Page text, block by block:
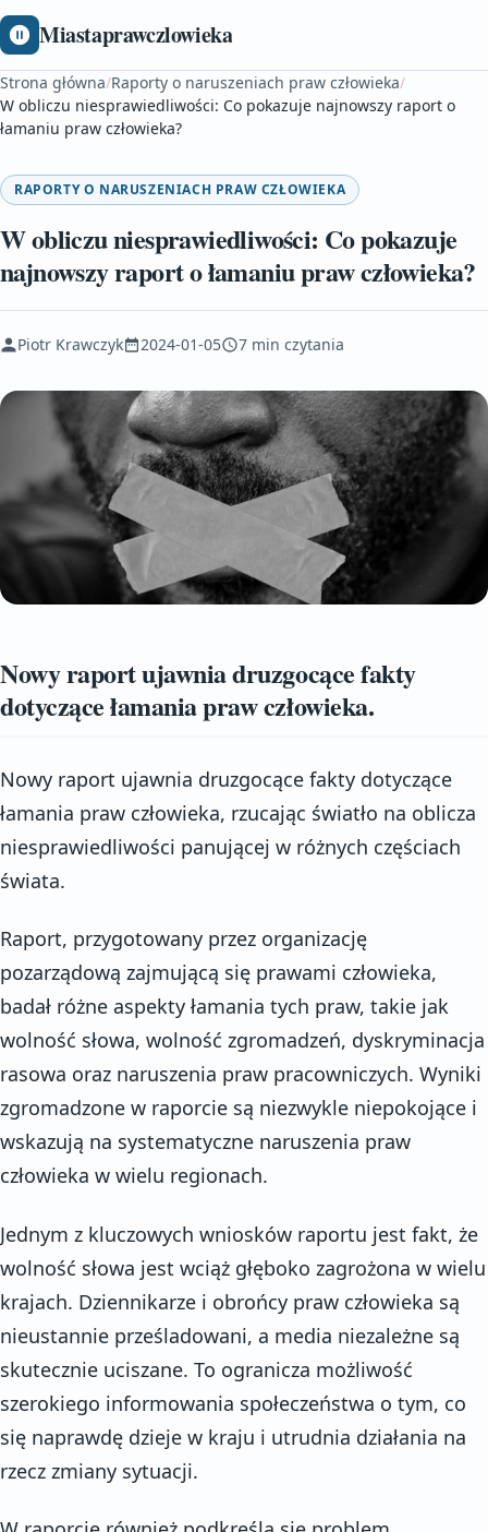
Miastaprawczlowieka
Strona główna/Raporty o naruszeniach praw człowieka/
W obliczu niesprawiedliwości: Co pokazuje najnowszy raport o
łamaniu praw człowieka?
RAPORTY O NARUSZENIACH PRAW CZŁOWIEKA
W obliczu niesprawiedliwości: Co pokazuje
najnowszy raport o łamaniu praw człowieka?
Piotr Krawczyk 2024-01-05 7 min czytania
Nowy raport ujawnia druzgocące fakty
dotyczące łamania praw człowieka.
Nowy raport ujawnia druzgocące fakty dotyczące
łamania praw człowieka, rzucając światło na oblicza
niesprawiedliwości panującej w różnych częściach
świata.
Raport, przygotowany przez organizację
pozarządową zajmującą się prawami człowieka,
badał różne aspekty łamania tych praw, takie jak
wolność słowa, wolność zgromadzeń, dyskryminacja
rasowa oraz naruszenia praw pracowniczych. Wyniki
zgromadzone w raporcie są niezwykle niepokojące i
wskazują na systematyczne naruszenia praw
człowieka w wielu regionach.
Jednym z kluczowych wniosków raportu jest fakt, że
wolność słowa jest wciąż głęboko zagrożona w wielu
krajach. Dziennikarze i obrońcy praw człowieka są
nieustannie prześladowani, a media niezależne są
skutecznie uciszane. To ogranicza możliwość
szerokiego informowania społeczeństwa o tym, co
się naprawdę dzieje w kraju i utrudnia działania na
rzecz zmiany sytuacji.